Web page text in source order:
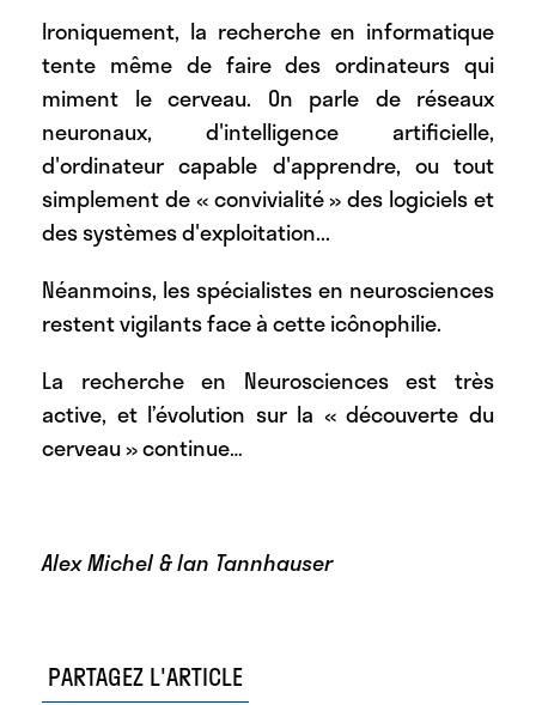
Ironiquement, la recherche en informatique
tente même de faire des ordinateurs qui
miment le cerveau. On parle de réseaux
neuronaux, d'intelligence artificielle,
d'ordinateur capable d'apprendre, ou tout
simplement de « convivialité » des logiciels et
des systèmes d'exploitation...
Néanmoins, les spécialistes en neurosciences
restent vigilants face à cette icônophilie.
La recherche en Neurosciences est très
active, et l’évolution sur la « découverte du
cerveau » continue…
Alex Michel & Ian Tannhauser
PARTAGEZ L'ARTICLE